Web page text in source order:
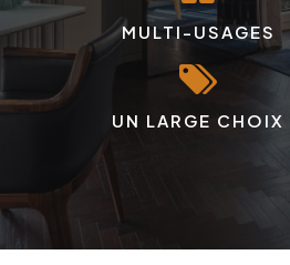
MULTI-USAGES
UN LARGE CHOIX